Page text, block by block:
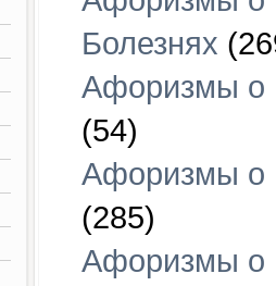
Болезнях
Афоризмы о
(54)
Афоризмы о
(285)
Афоризмы о